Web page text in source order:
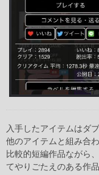
入手したアイテムはダ
他のアイテムと組み合
比較的短編作品ながら
てやりごたえのある作